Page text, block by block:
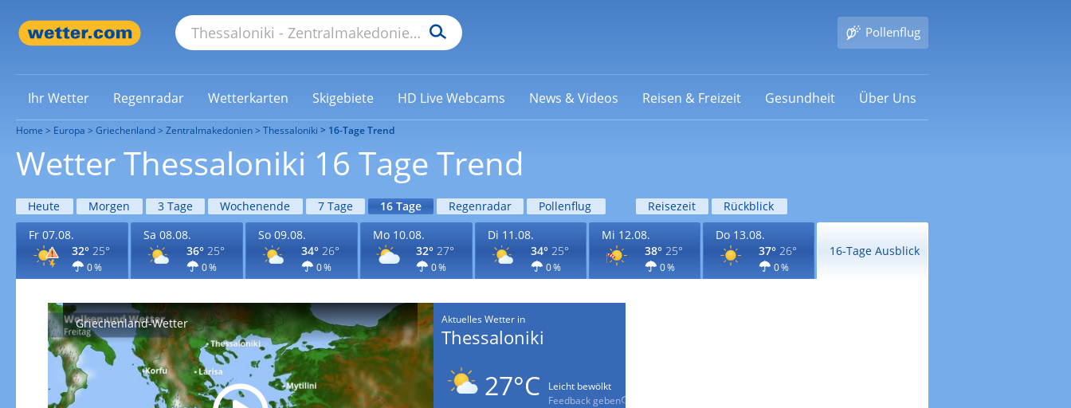
Pollenflug
Ihr Wetter Regenradar Wetterkarten Skigebiete HD Live Webcams News & Videos Reisen & Freizeit Gesundheit Über Uns
Home Europa Griechenland Zentralmakedonien Thessaloniki 16-Tage Trend
Wetter Thessaloniki 16 Tage Trend
Heute Morgen 3 Tage Wochenende 7 Tage 16 Tage Regenradar Pollenflug Reisezeit
Rückblick
Fr 07.08.
32° 25°
0 %
Sa 08.08.
36° 25°
0 %
So 09.08.
34° 26°
0 %
Mo 10.08.
32° 27°
0 %
Di 11.08.
34° 25°
0 %
Mi 12.08.
38° 25°
0 %
Do 13.08.
37° 26°
0 %
16-Tage Ausblick
Griechenland-Wetter Aktuelles Wetter in
Thessaloniki
27°C
Leicht bewölkt
Feedback geben